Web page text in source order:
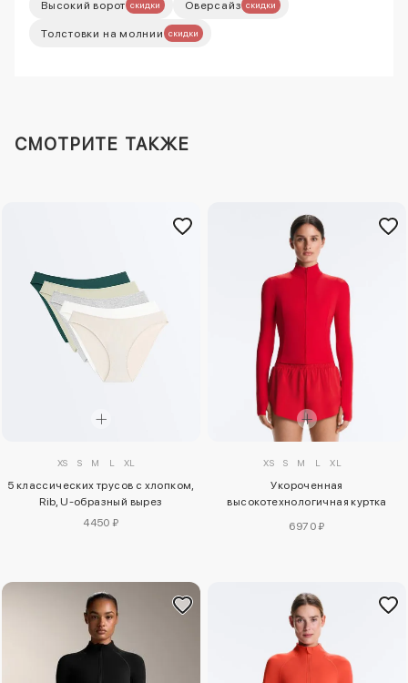
Высокий ворот скидки Оверсайз скидки
Толстовки на молнии скидки
СМОТРИТЕ ТАКЖЕ
XS S M L XL
5 классических трусов с хлопком,
Rib, U-образный вырез
4450 ₽
XS S M L XL
Укороченная
высокотехнологичная куртка
6970 ₽